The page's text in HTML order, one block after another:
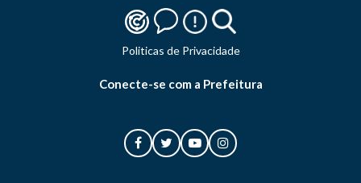
Politicas de Privacidade
Conecte-se com a Prefeitura